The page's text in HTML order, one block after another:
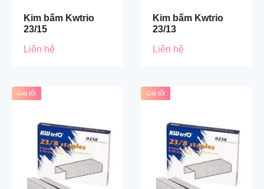
Kim bấm Kwtrio
23/15
Liên hệ
Kim bấm Kwtrio
23/13
Liên hệ
Giá tốt Giá tốt